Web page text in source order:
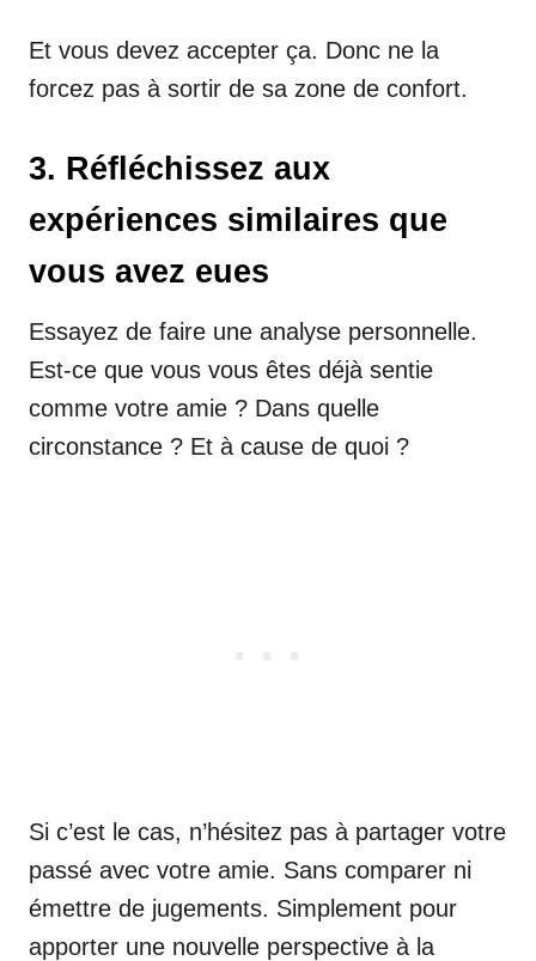
Et vous devez accepter ça. Donc ne la
forcez pas à sortir de sa zone de confort.
3. Réfléchissez aux
expériences similaires que
vous avez eues
Essayez de faire une analyse personnelle.
Est-ce que vous vous êtes déjà sentie
comme votre amie ? Dans quelle
circonstance ? Et à cause de quoi ?
Si c’est le cas, n’hésitez pas à partager votre
passé avec votre amie. Sans comparer ni
émettre de jugements. Simplement pour
apporter une nouvelle perspective à la